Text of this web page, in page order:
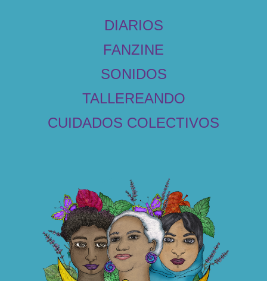
DIARIOS
FANZINE
SONIDOS
TALLEREANDO
CUIDADOS COLECTIVOS